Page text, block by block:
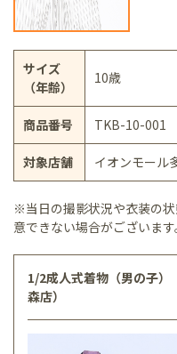
サイズ
（年齢）
10歳
商品番号 TKB-10-001
対象店舗 イオンモール
※当日の撮影状況や衣装の
意できない場合がございます
1/2成人式着物（男の子）
森店）